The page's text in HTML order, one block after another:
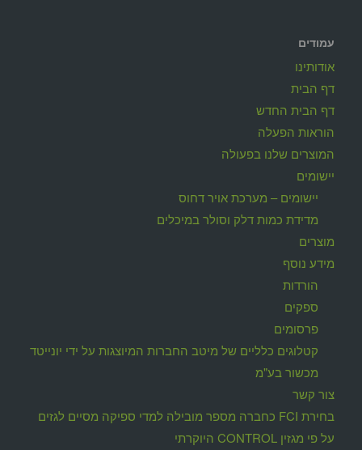
עמודים
אודותינו
דף הבית
דף הבית החדש
הוראות הפעלה
המוצרים שלנו בפעולה
יישומים
יישומים – מערכת אויר דחוס
מדידת כמות דלק וסולר במיכלים
מוצרים
מידע נוסף
הורדות
ספקים
פרסומים
קטלוגים כלליים של מיטב החברות המיוצגות על ידי יונייטד
מכשור בע"מ
צור קשר
בחירת FCI כחברה מספר מובילה למדי ספיקה מסיים לגזים
על פי מגזין CONTROL היוקרתי